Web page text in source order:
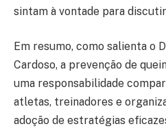
sintam à vontade para
Em resumo, como salienta o
Cardoso, a prevenção de
uma responsabilidade
atletas, treinadores e
adoção de estratégias